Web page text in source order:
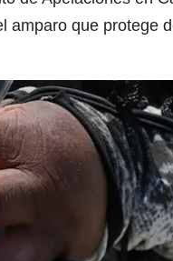
amparo que protege